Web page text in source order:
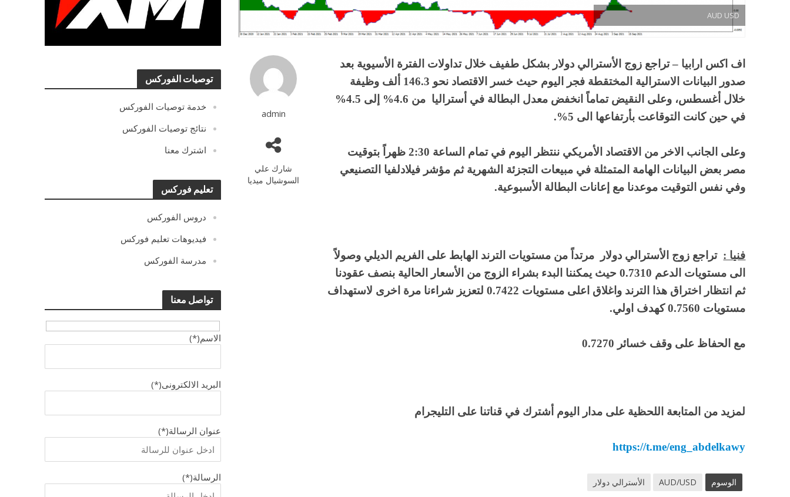
توصيات الفوركس
خدمة توصيات الفوركس
نتائج توصيات الفوركس
اشترك معنا
تعليم فوركس
دروس الفوركس
فيديوهات تعليم فوركس
مدرسة الفوركس
تواصل معنا
الاسم(*)
البريد الالكترونى(*)
عنوان الرسالة(*)
الرسالة(*)
AUD USD
admin
شارك علي
السوشيال ميديا
اف اكس ارابيا – تراجع زوج الأسترالي دولار بشكل طفيف خلال تداولات الفترة الأسيوية بعد
صدور البيانات الاسترالية المختقطة فجر اليوم حيث خسر الاقتصاد نحو 146.3 ألف وظيفة
خلال أغسطس، وعلى النقيض تماماً انخفض معدل البطالة في أستراليا من 4.6% إلى 4.5%
في حين كانت التوقاعت بأرتفاعها الى 5%.
وعلى الجانب الاخر من الاقتصاد الأمريكي ننتظر اليوم في تمام الساعة 2:30 ظهراً بتوقيت
مصر بعض البيانات الهامة المتمثلة في مبيعات التجزئة الشهرية ثم مؤشر فيلادلفيا التصنيعي
وفي نفس التوقيت موعدنا مع إعانات البطالة الأسبوعية.
فنيا : تراجع زوج الأسترالي دولار مرتداً من مستويات الترند الهابط على الفريم الديلي وصولاً
الى مستويات الدعم 0.7310 حيث يمكننا البدء بشراء الزوج من الأسعار الحالية بنصف عقودنا
ثم انتظار اختراق هذا الترند واغلاق اعلى مستويات 0.7422 لتعزيز شراءنا مرة اخرى لاستهداف
مستويات 0.7560 كهدف اولي.
مع الحفاظ على وقف خسائر 0.7270
لمزيد من المتابعة اللحظية على مدار اليوم أشترك في قناتنا على التليجرام
https://t.me/eng_abdelkawy
الوسوم AUD/USD الأسترالي دولار